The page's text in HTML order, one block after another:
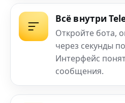
Всё внутри
Откройте бота,
через секунды
Интерфейс
сообщения.